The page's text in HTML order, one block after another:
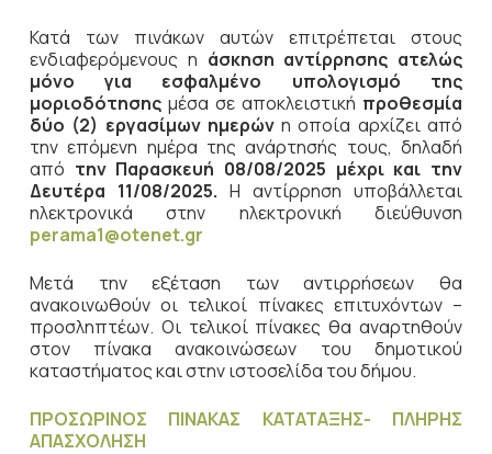
Κατά των πινάκων αυτών επιτρέπεται στους
ενδιαφερόμενους η άσκηση αντίρρησης ατελώς
μόνο για εσφαλμένο υπολογισμό της
μοριοδότησηςμέσα σε αποκλειστική προθεσμία
δύο (2) εργασίμων ημερώνη οποία αρχίζει από
την επόμενη ημέρα της ανάρτησής τους, δηλαδή
από την Παρασκευή 08/08/2025 μέχρι και την
Δευτέρα 11/08/2025. Η αντίρρηση υποβάλλεται
ηλεκτρονικά στην ηλεκτρονική διεύθυνση
perama1@otenet.gr
Μετά την εξέταση των αντιρρήσεων θα
ανακοινωθούν οι τελικοί πίνακες επιτυχόντων –
προσληπτέων. Οι τελικοί πίνακες θα αναρτηθούν
στον πίνακα ανακοινώσεων του δημοτικού
καταστήματος και στην ιστοσελίδα του δήμου.
ΠΡΟΣΩΡΙΝΟΣ ΠΙΝΑΚΑΣ ΚΑΤΑΤΑΞΗΣ- ΠΛΗΡΗΣ
ΑΠΑΣΧΟΛΗΣΗ